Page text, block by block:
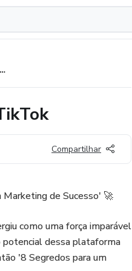
8 Segredos para um Marketing de Sucesso no TikTok
Compartilhar
de Sucesso' 🚀
como uma força imparável
potencial dessa plataforma
'8 Segredos para um